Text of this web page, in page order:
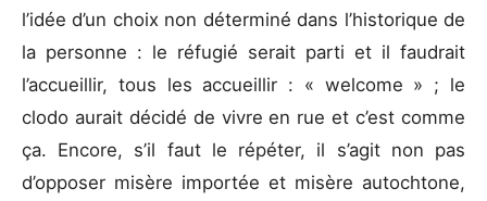
l’idée d’un choix non déterminé dans l’historique de
la personne : le réfugié serait parti et il faudrait
l’accueillir, tous les accueillir : « welcome » ; le
clodo aurait décidé de vivre en rue et c’est comme
ça. Encore, s’il faut le répéter, il s’agit non pas
d’opposer misère importée et misère autochtone,